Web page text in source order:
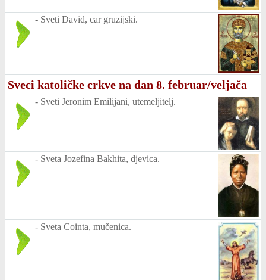
- Sveti David, car gruzijski.
Sveci katoličke crkve na dan 8. februar/veljača
- Sveti Jeronim Emilijani, utemeljitelj.
- Sveta Jozefina Bakhita, djevica.
- Sveta Cointa, mučenica.